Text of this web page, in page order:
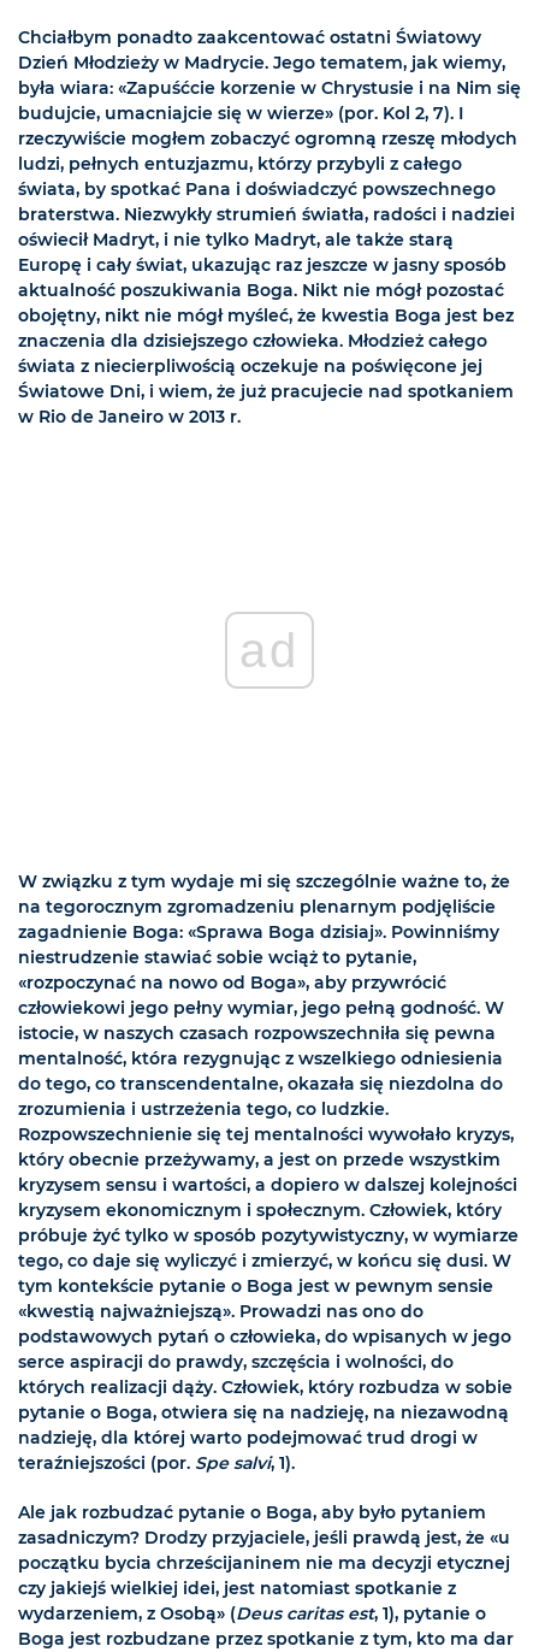
Chciałbym ponadto zaakcentować ostatni Światowy
Dzień Młodzieży w Madrycie. Jego tematem, jak wiemy,
była wiara: «Zapuśćcie korzenie w Chrystusie i na Nim się
budujcie, umacniajcie się w wierze» (por. Kol 2, 7). I
rzeczywiście mogłem zobaczyć ogromną rzeszę młodych
ludzi, pełnych entuzjazmu, którzy przybyli z całego
świata, by spotkać Pana i doświadczyć powszechnego
braterstwa. Niezwykły strumień światła, radości i nadziei
oświecił Madryt, i nie tylko Madryt, ale także starą
Europę i cały świat, ukazując raz jeszcze w jasny sposób
aktualność poszukiwania Boga. Nikt nie mógł pozostać
obojętny, nikt nie mógł myśleć, że kwestia Boga jest bez
znaczenia dla dzisiejszego człowieka. Młodzież całego
świata z niecierpliwością oczekuje na poświęcone jej
Światowe Dni, i wiem, że już pracujecie nad spotkaniem
w Rio de Janeiro w 2013 r.
ad
W związku z tym wydaje mi się szczególnie ważne to, że
na tegorocznym zgromadzeniu plenarnym podjęliście
zagadnienie Boga: «Sprawa Boga dzisiaj». Powinniśmy
niestrudzenie stawiać sobie wciąż to pytanie,
«rozpoczynać na nowo od Boga», aby przywrócić
człowiekowi jego pełny wymiar, jego pełną godność. W
istocie, w naszych czasach rozpowszechniła się pewna
mentalność, która rezygnując z wszelkiego odniesienia
do tego, co transcendentalne, okazała się niezdolna do
zrozumienia i ustrzeżenia tego, co ludzkie.
Rozpowszechnienie się tej mentalności wywołało kryzys,
który obecnie przeżywamy, a jest on przede wszystkim
kryzysem sensu i wartości, a dopiero w dalszej kolejności
kryzysem ekonomicznym i społecznym. Człowiek, który
próbuje żyć tylko w sposób pozytywistyczny, w wymiarze
tego, co daje się wyliczyć i zmierzyć, w końcu się dusi. W
tym kontekście pytanie o Boga jest w pewnym sensie
«kwestią najważniejszą». Prowadzi nas ono do
podstawowych pytań o człowieka, do wpisanych w jego
serce aspiracji do prawdy, szczęścia i wolności, do
których realizacji dąży. Człowiek, który rozbudza w sobie
pytanie o Boga, otwiera się na nadzieję, na niezawodną
nadzieję, dla której warto podejmować trud drogi w
teraźniejszości (por. Spe salvi, 1).
Ale jak rozbudzać pytanie o Boga, aby było pytaniem
zasadniczym? Drodzy przyjaciele, jeśli prawdą jest, że «u
początku bycia chrześcijaninem nie ma decyzji etycznej
czy jakiejś wielkiej idei, jest natomiast spotkanie z
wydarzeniem, z Osobą» (Deus caritas est, 1), pytanie o
Boga jest rozbudzane przez spotkanie z tym, kto ma dar